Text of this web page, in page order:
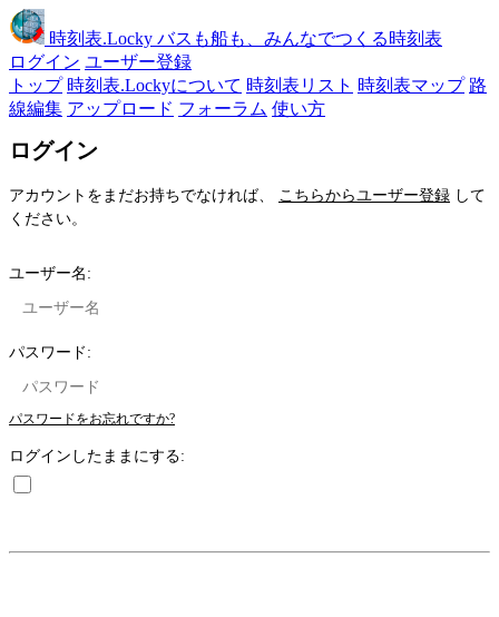
時刻表.Locky バスも船も、みんなでつくる時刻表
ログイン ユーザー登録
トップ 時刻表.Lockyについて 時刻表リスト 時刻表マップ 路
線編集 アップロード フォーラム 使い方
ログイン
アカウントをまだお持ちでなければ、 こちらからユーザー登録 して
ください。
ユーザー名:
パスワード:
パスワードをお忘れですか?
ログインしたままにする: